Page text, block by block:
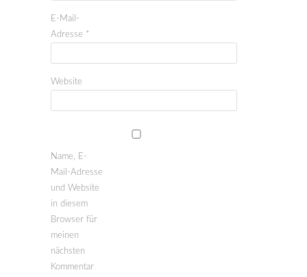
E-Mail-
Adresse *
Website
Name, E-
Mail-Adresse
und Website
in diesem
Browser für
meinen
nächsten
Kommentar